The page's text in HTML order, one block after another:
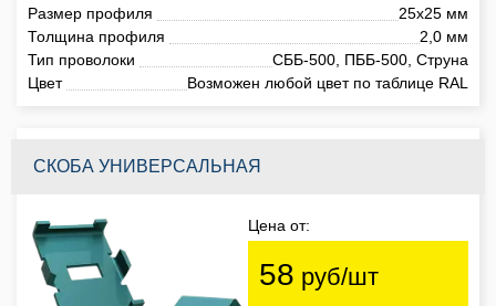
Размер профиля
25х25 мм
Толщина профиля
2,0 мм
Тип проволоки
СББ-500, ПББ-500, Струна
Цвет
Возможен любой цвет по таблице RAL
СКОБА УНИВЕРСАЛЬНАЯ
Цена от:
58 руб/шт